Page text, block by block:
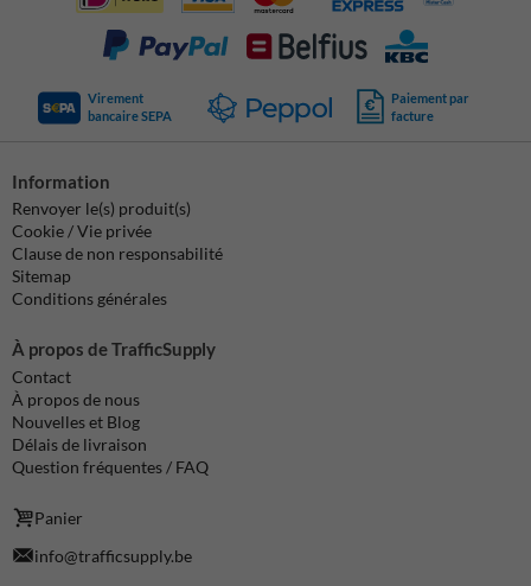
Virement
bancaire SEPA
Paiement par
facture
Information
Renvoyer le(s) produit(s)
Cookie / Vie privée
Clause de non responsabilité
Sitemap
Conditions générales
À propos de TrafficSupply
Contact
À propos de nous
Nouvelles et Blog
Délais de livraison
Question fréquentes / FAQ
Panier
info@trafficsupply.be